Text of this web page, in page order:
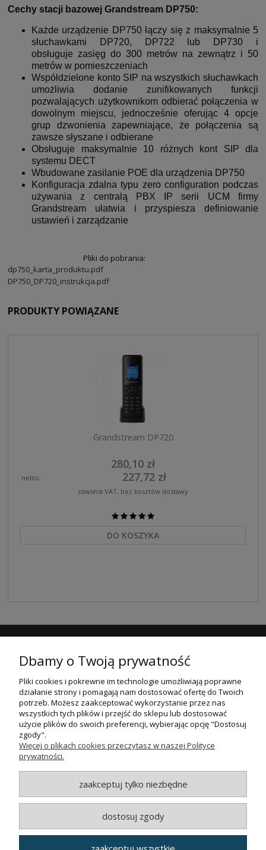
Cechy stacji bazowej Grandstream DP750:
Każde urządzenie DP750 łączy się z maksymalnie 5
słuchawkami DP720, DP722 lub DP730 i
obsługuje zasięg do 300 metrów na zewnątrz i 50
metrów w pomieszczeniach
Współdzielone konto SIP na wszystkich słuchawkach
umożliwia dodanie zunifikowanych funkcji
pozwalających użytkownikom odbierać połączenia w
dowolnym miejscu, jednocześnie oferując 4 opcje
grup dzwonienia zapewniające, że połączenia są
zawsze słyszane i odbierane
Obsługuje maksymalnie 10 różnych kont SIP dla
systemu DECT
Wbudowane zasilanie POE dla urządzenia DP750
Konfiguracja zdalna typu zero configuration podczas
używania z centralą PBX IP serii UCM firmy
Grandstream ułatwia i przyspiesza definiowanie
ustawień i zarządzanie
Pliki do pobrania:
dp750_karta_produktu.pdf
DP750_DP720_instrukcja.pdf
PRODUKTY POWIĄZANE
Grandstream DP720
280,10 zł
netto: 227,72 zł
zawiera VAT, bez kosztów dostawy
DO KOSZYKA
Podaj swój adres e-mail, jeżeli chcesz otrzymywać informacje o
nowościach i promocjach.
ZAPISZ SIĘ
POMOC
MOJE KONTO
INFORMACJE
O NAS
Dbamy o Twoją prywatność
Pliki cookies i pokrewne im technologie umożliwiają poprawne
działanie strony i pomagają nam dostosować ofertę do Twoich
potrzeb. Możesz zaakceptować wykorzystanie przez nas
wszystkich tych plików i przejść do sklepu lub dostosować
użycie plików do swoich preferencji, wybierając opcję "Dostosuj
zgody".
Więcej o plikach cookies przeczytasz w naszej Polityce
prywatności.
zaakceptuj tylko niezbędne
dostosuj zgody